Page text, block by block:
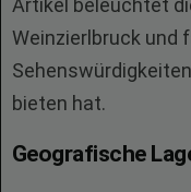
Artikel beleuchtet
Weinzierlbruck
bieten hat.
Geografische